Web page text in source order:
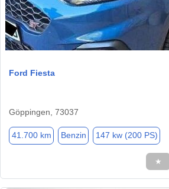
Ford Fiesta
Göppingen, 73037
41.700 km Benzin 147 kw (200 PS)
★